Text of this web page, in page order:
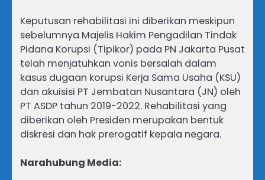
​Keputusan rehabilitasi ini diberikan meskipun
sebelumnya Majelis Hakim Pengadilan Tindak
Pidana Korupsi (Tipikor) pada PN Jakarta Pusat
telah menjatuhkan vonis bersalah dalam
kasus dugaan korupsi Kerja Sama Usaha (KSU)
dan akuisisi PT Jembatan Nusantara (JN) oleh
PT ASDP tahun 2019-2022. Rehabilitasi yang
diberikan oleh Presiden merupakan bentuk
diskresi dan hak prerogatif kepala negara.
Narahubung Media: